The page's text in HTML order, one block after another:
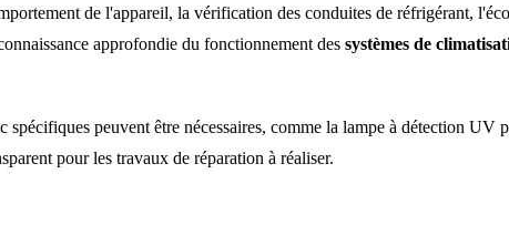
de l'appareil, la vérification des conduites de réfrigérant,
approfondie du fonctionnement des systèmes de
spécifiques peuvent être nécessaires, comme la lampe à détection
pour les travaux de réparation à réaliser.